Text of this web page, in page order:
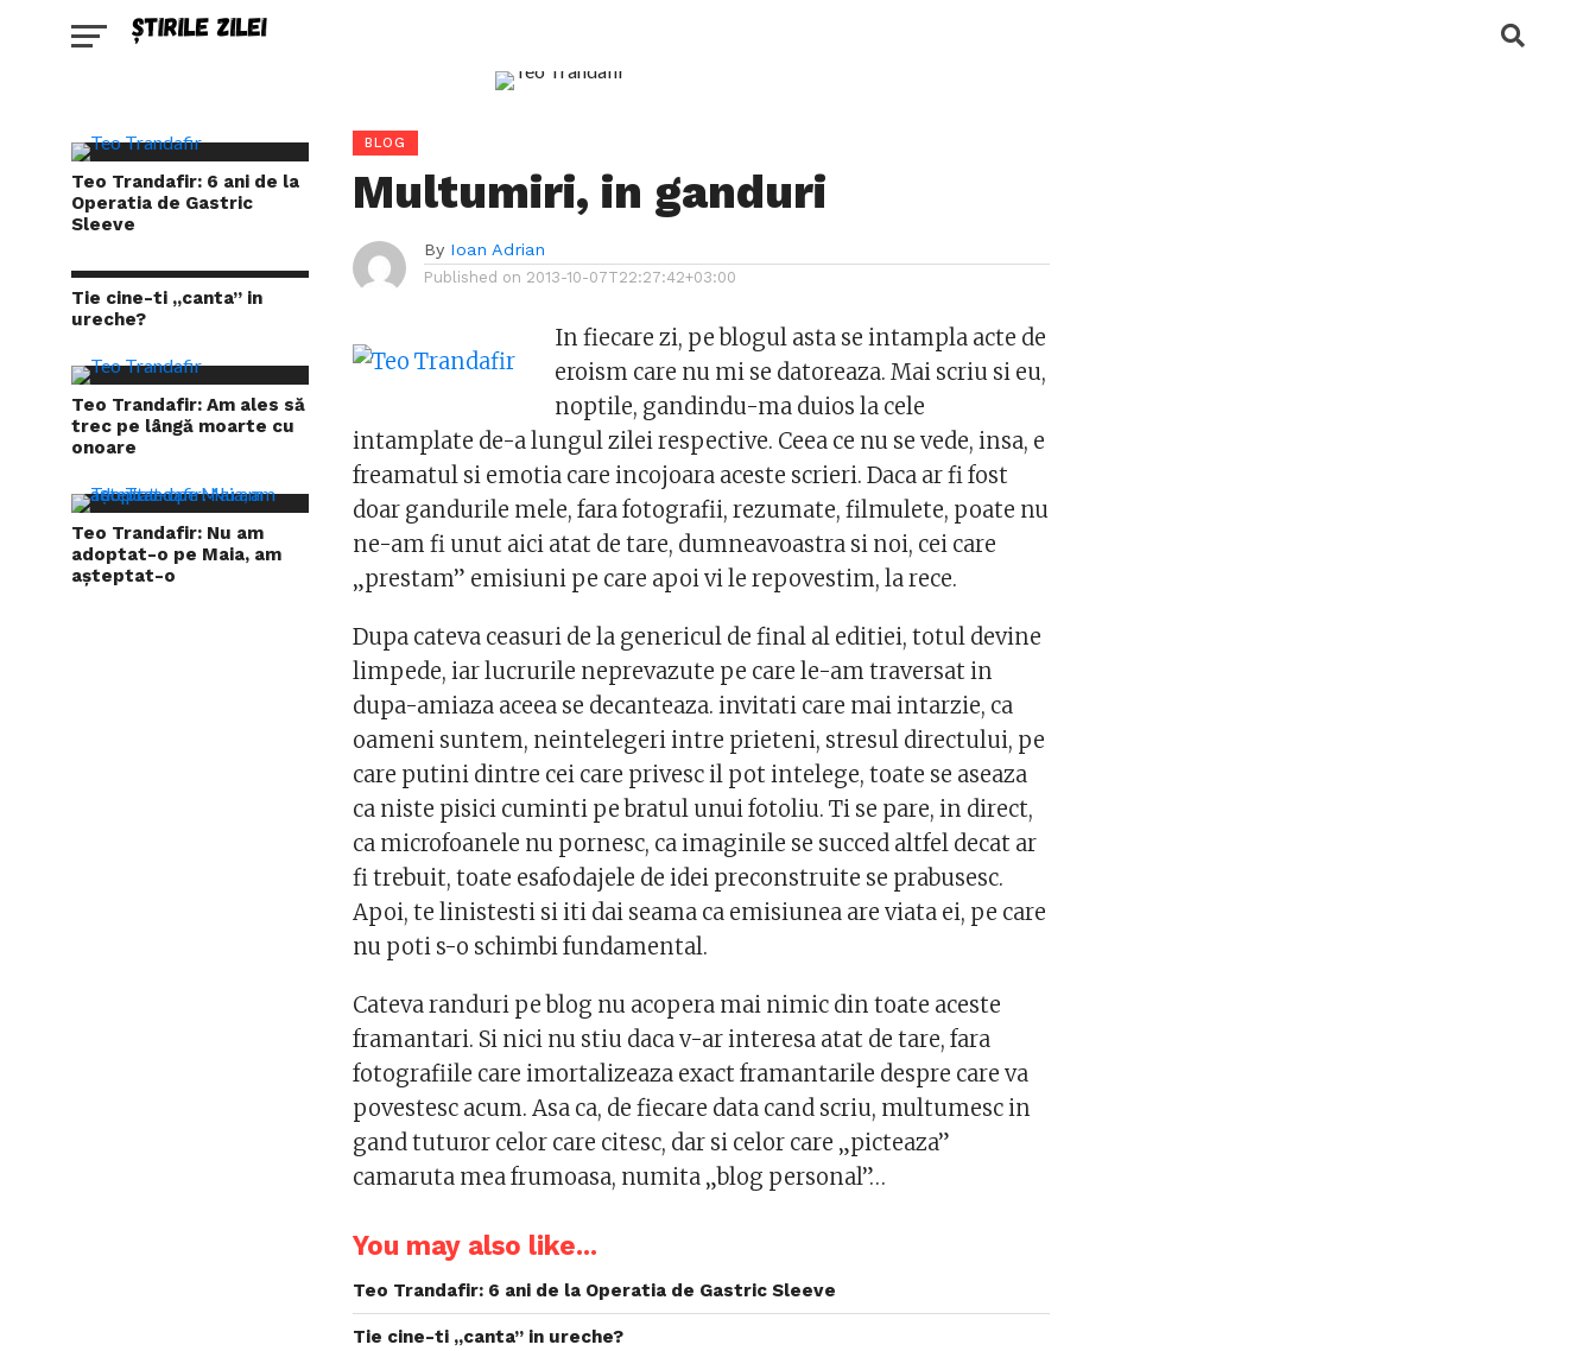
Teo Trandafir: 6 ani de la
Operatia de Gastric
Sleeve
Tie cine-ti „canta” in
ureche?
Teo Trandafir: Am ales să
trec pe lângă moarte cu
onoare
Teo Trandafir: Nu am
adoptat-o pe Maia, am
așteptat-o
BLOG
Multumiri, in ganduri
By Ioan Adrian
Published on 2013-10-07T22:27:42+03:00
In fiecare zi, pe blogul asta se intampla acte de
eroism care nu mi se datoreaza. Mai scriu si eu,
noptile, gandindu-ma duios la cele
intamplate de-a lungul zilei respective. Ceea ce nu se vede, insa, e
freamatul si emotia care incojoara aceste scrieri. Daca ar fi fost
doar gandurile mele, fara fotografii, rezumate, filmulete, poate nu
ne-am fi unut aici atat de tare, dumneavoastra si noi, cei care
„prestam” emisiuni pe care apoi vi le repovestim, la rece.
Dupa cateva ceasuri de la genericul de final al editiei, totul devine
limpede, iar lucrurile neprevazute pe care le-am traversat in
dupa-amiaza aceea se decanteaza. invitati care mai intarzie, ca
oameni suntem, neintelegeri intre prieteni, stresul directului, pe
care putini dintre cei care privesc il pot intelege, toate se aseaza
ca niste pisici cuminti pe bratul unui fotoliu. Ti se pare, in direct,
ca microfoanele nu pornesc, ca imaginile se succed altfel decat ar
fi trebuit, toate esafodajele de idei preconstruite se prabusesc.
Apoi, te linistesti si iti dai seama ca emisiunea are viata ei, pe care
nu poti s-o schimbi fundamental.
Cateva randuri pe blog nu acopera mai nimic din toate aceste
framantari. Si nici nu stiu daca v-ar interesa atat de tare, fara
fotografiile care imortalizeaza exact framantarile despre care va
povestesc acum. Asa ca, de fiecare data cand scriu, multumesc in
gand tuturor celor care citesc, dar si celor care „picteaza”
camaruta mea frumoasa, numita „blog personal”…
You may also like...
Teo Trandafir: 6 ani de la Operatia de Gastric Sleeve
Tie cine-ti „canta” in ureche?